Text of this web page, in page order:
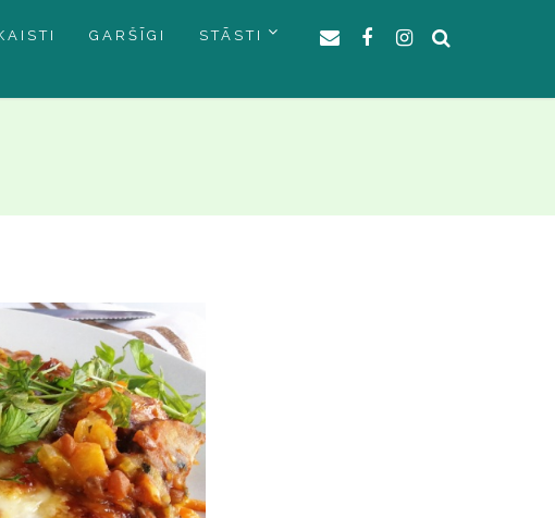
GARŠĪGI STĀSTI